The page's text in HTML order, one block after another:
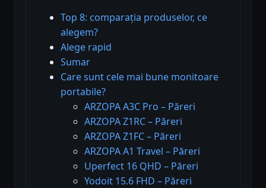
Top 8: comparația produselor, ce
alegem?
Alege rapid
Sumar
Care sunt cele mai bune monitoare
portabile?
ARZOPA A3C Pro – Păreri
ARZOPA Z1RC – Păreri
ARZOPA Z1FC – Păreri
ARZOPA A1 Travel – Păreri
Uperfect 16 QHD – Păreri
Yodoit 15.6 FHD – Păreri